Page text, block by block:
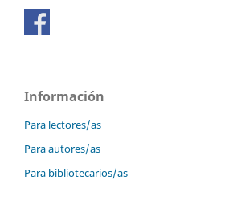
Información
Para lectores/as
Para autores/as
Para bibliotecarios/as